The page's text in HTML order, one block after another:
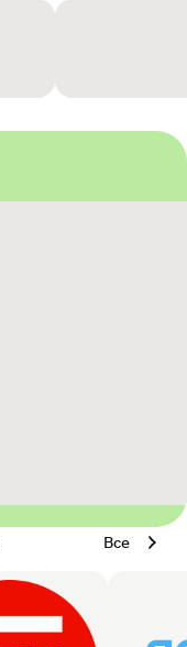
Все